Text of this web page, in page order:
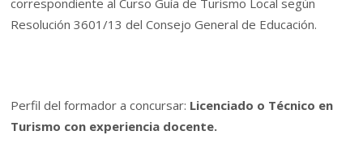
Resolución 3601/13 del Consejo General de Educación.
Perfil del formador a concursar: Licenciado o Técnico en
Turismo con experiencia docente.